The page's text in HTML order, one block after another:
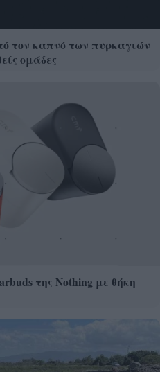
τον καπνό των πυρκαγιών
ομάδες
της Nothing με θήκη